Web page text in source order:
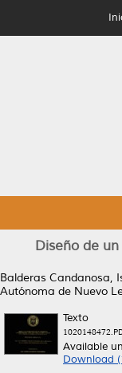
Diseño de
Balderas Candanosa,
Autónoma de Nuevo
Texto
Available
Download